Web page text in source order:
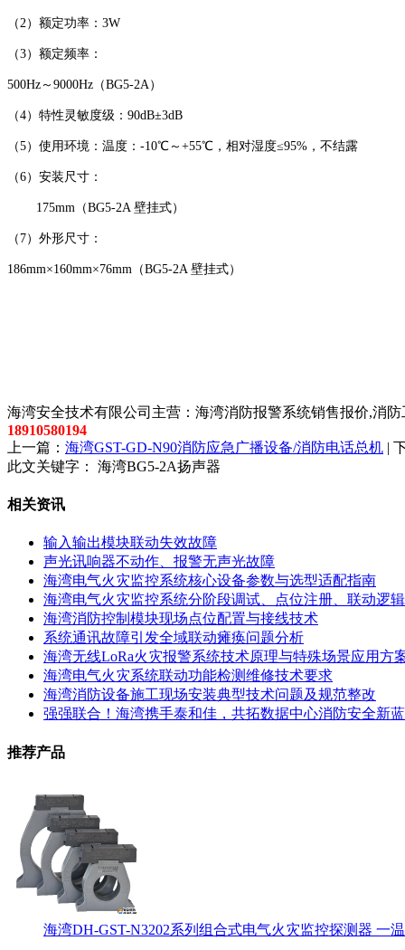
（2）额定功率：3W
（3）额定频率：
500Hz～9000Hz（BG5-2A）
（4）特性灵敏度级：90dB±3dB
（5）使用环境：温度：-10℃～+55℃，相对湿度≤95%，不结露
（6）安装尺寸：
175mm（BG5-2A 壁挂式）
（7）外形尺寸：
186mm×160mm×76mm（BG5-2A 壁挂式）
海湾安全技术有限公司主营：海湾消防报警系统销售报价,消
18910580194
上一篇： 海湾GST-GD-N90消防应急广播设备/消防电话总机 |
此文关键字：
海湾BG5-2A扬声器
相关资讯
输入输出模块联动失效故障
声光讯响器不动作、报警无声光故障
海湾电气火灾监控系统核心设备参数与选型适配指南
海湾电气火灾监控系统分阶段调试、点位注册、联动逻
海湾消防控制模块现场点位配置与接线技术
系统通讯故障引发全域联动瘫痪问题分析
海湾无线LoRa火灾报警系统技术原理与特殊场景应用方
海湾电气火灾系统联动功能检测维修技术要求
海湾消防设备施工现场安装典型技术问题及规范整改
强强联合！海湾携手泰和佳，共拓数据中心消防安全新
推荐产品
海湾DH-GST-N3202系列组合式电气火灾监控探测器 一温